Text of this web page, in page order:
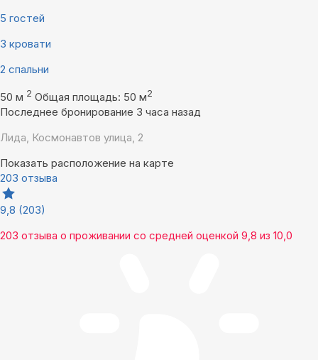
5 гостей
3 кровати
2 спальни
50 м 2 Общая площадь: 50 м2
Последнее бронирование 3 часа назад
Лида, Космонавтов улица, 2
Показать расположение на карте
203 отзыва
9,8 (203)
203 отзыва о проживании со средней оценкой 9,8 из 10,0